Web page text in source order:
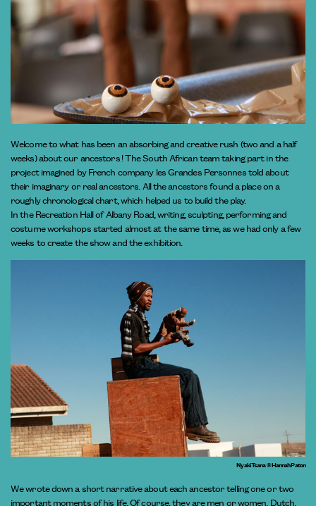
Welcome to what has been an absorbing and creative rush (two and a half
weeks) about our ancestors ! The South African team taking part in the
project imagined by French company les Grandes Personnes told about
their imaginary or real ancestors. All the ancestors found a place on a
roughly chronological chart, which helped us to build the play.
In the Recreation Hall of Albany Road, writing, sculpting, performing and
costume workshops started almost at the same time, as we had only a few
weeks to create the show and the exhibition.
Nyaki Tsana © Hannah Paton
We wrote down a short narrative about each ancestor telling one or two
important moments of his life. Of course, they are men or women, Dutch,